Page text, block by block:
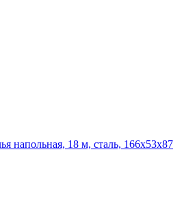
напольная, 18 м, сталь, 166х53х87